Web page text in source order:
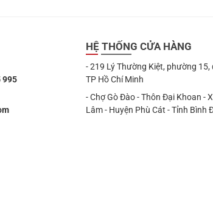
995
HỆ THỐNG CỬA HÀNG
- 219 Lý Thường Kiệt, phường 15,
TP Hồ Chí Minh
- Chợ Gò Đào - Thôn Đại Khoan -
Lâm - Huyện Phù Cát - Tỉnh Bình